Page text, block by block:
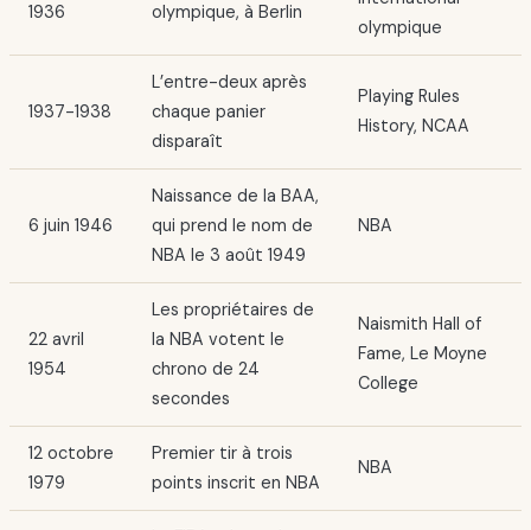
1936
olympique, à Berlin
olympique
1937-1938
L’entre-deux après
chaque panier
disparaît
Playing Rules
History, NCAA
6 juin 1946
Naissance de la BAA,
qui prend le nom de
NBA le 3 août 1949
NBA
22 avril
1954
Les propriétaires de
la NBA votent le
chrono de 24
secondes
Naismith Hall of
Fame, Le Moyne
College
12 octobre
1979
Premier tir à trois
points inscrit en NBA
NBA